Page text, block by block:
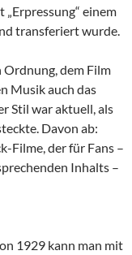
einem
transferiert wurde.
Ordnung, dem Film
Musik auch das
Stil war aktuell, als
Davon ab:
Filme, der für Fans –
Inhalts –
1929 kann man mit